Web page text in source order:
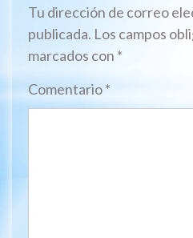
Tu dirección de correo
publicada. Los campos
marcados con *
Comentario*